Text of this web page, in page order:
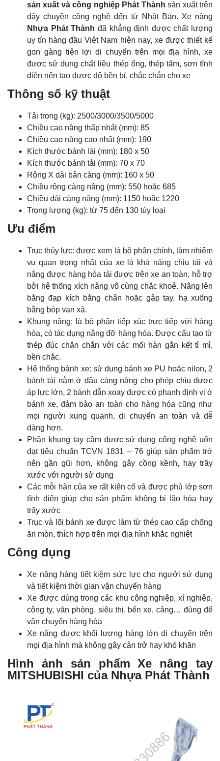
sản xuất và công nghiệp Phát Thành sản xuất trên
dây chuyền công nghệ đến từ Nhật Bản. Xe nâng
Nhựa Phát Thành đã khẳng định được chất lượng
uy tín hàng đầu Việt Nam hiện nay, xe được thiết kế
gon gàng tiện lợi di chuyển trên mọi địa hình, xe
được sử dụng chất liệu thép ống, thép tấm, sơn tĩnh
điện nên tạo được độ bền bỉ, chắc chắn cho xe
Thông số kỹ thuật
Tải trong (kg): 2500/3000/3500/5000
Chiều cao nâng thấp nhất (mm): 85
Chiều cao nâng cao nhất (mm): 190
Kích thước bánh lái (mm): 180 x 50
Kích thước bánh tải (mm): 70 x 70
Rộng X dài bản càng (mm): 160 x 50
Chiều rộng càng nâng (mm): 550 hoặc 685
Chiều dài càng nâng (mm): 1150 hoặc 1220
Trọng lượng (kg): từ 75 đến 130 tùy loại
Ưu điểm
Trục thủy lực: được xem là bộ phận chính, làm nhiệm
vụ quan trọng nhất của xe là khả năng chịu tải và
nâng được hàng hóa tải được trên xe an toàn, hỗ trợ
bởi hệ thống xích nâng vô cùng chắc khoẻ. Nâng lên
bằng đạp kích bằng chân hoặc gập tay, hạ xuống
bằng bóp van xả.
Khung nâng: là bộ phận tiếp xúc trực tiếp với hàng
hóa, có tác dụng nâng đỡ hàng hóa. Được cấu tạo từ
thép đúc chắn chắn với các mối hàn gắn kết tỉ mỉ,
bền chắc.
Hệ thống bánh xe: sử dụng bánh xe PU hoặc nilon, 2
bánh tải nằm ở đầu càng nâng cho phép chịu được
áp lực lớn, 2 bánh dẫn xoay được có phanh định vị ở
bánh xe, đảm bảo an toàn cho hàng hóa cũng như
mọi người xung quanh, di chuyển an toàn và dễ
dàng hơn.
Phần khung tay cầm được sử dụng công nghệ uốn
đạt tiêu chuẩn TCVN 1831 – 76 giúp sản phẩm trở
nên gần gũi hơn, không gây cồng kềnh, hay trầy
xước với người sử dụng
Các mỗi hàn của xe rất kiên cố và được phủ lớp sơn
tĩnh điện giúp cho sản phẩm không bị lão hóa hay
trẩy xước
Trục và lõi bánh xe được làm từ thép cao cấp chống
ăn mòn, thích hợp trên mọi địa hình khắc nghiệt
Công dụng
Xe nâng hàng tiết kiệm sức lực cho ngưởi sử dụng
và tiết kiệm thời gian vận chuyển hàng
Xe được dùng trong các khu công nghiệp, xí nghiệp,
công ty, văn phòng, siêu thị, bến xe, cảng… đùng để
vận chuyển hàng hóa
Xe nâng được khối lượng hàng lớn di chuyển trên
mọi địa hình mà không gây cản trở hay khó khăn
Hình ảnh sản phẩm Xe nâng tay
MITSHUBISHI của Nhựa Phát Thành